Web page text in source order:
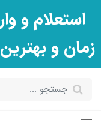
استعلام و
زمان و